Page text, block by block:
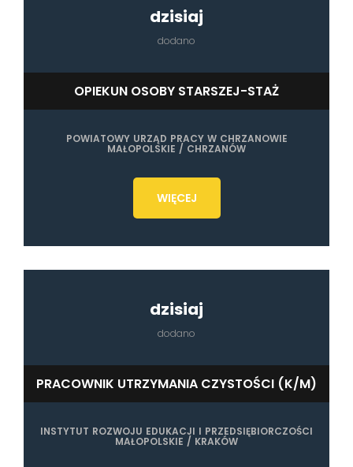
dzisiaj
dodano
OPIEKUN OSOBY STARSZEJ-STAŻ
POWIATOWY URZĄD PRACY W CHRZANOWIE
MAŁOPOLSKIE / CHRZANÓW
WIĘCEJ
dzisiaj
dodano
PRACOWNIK UTRZYMANIA CZYSTOŚCI (K/M)
INSTYTUT ROZWOJU EDUKACJI I PRZEDSIĘBIORCZOŚCI
MAŁOPOLSKIE / KRAKÓW